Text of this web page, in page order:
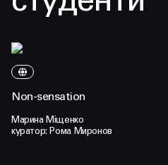
Non-sensation
Марина Міщенко
куратор: Рома Миронов